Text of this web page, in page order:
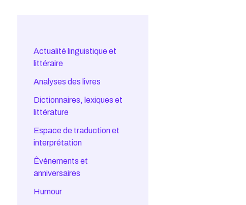
Actualité linguistique et
littéraire
Analyses des livres
Dictionnaires, lexiques et
littérature
Espace de traduction et
interprétation
Êvénements et
anniversaires
Humour